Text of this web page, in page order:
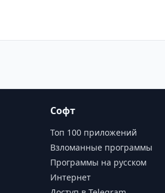
Софт
Топ 100 приложений
Взломанные программы
Программы на русском
Интернет